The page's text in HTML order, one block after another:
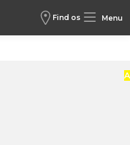
Find os Menu
A